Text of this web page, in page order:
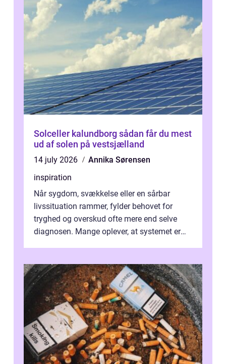
Solceller kalundborg sådan får du mest
ud af solen på vestsjælland
14 july 2026
Annika Sørensen
inspiration
Når sygdom, svækkelse eller en sårbar
livssituation rammer, fylder behovet for
tryghed og overskud ofte mere end selve
diagnosen. Mange oplever, at systemet er